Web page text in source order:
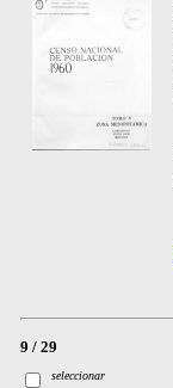
9 / 29
seleccionar